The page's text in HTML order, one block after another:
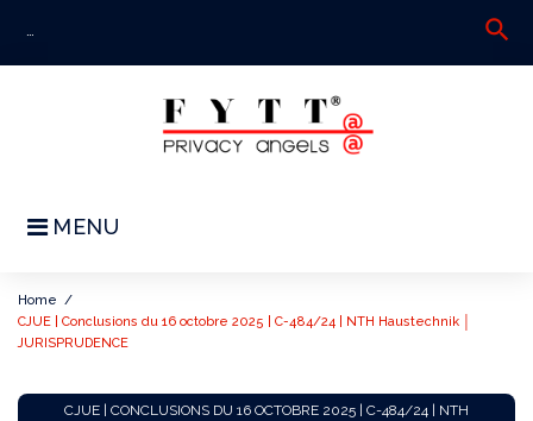
content
search
MENU
Home /
CJUE | Conclusions du 16 octobre 2025 | C-484/24 | NTH Haustechnik │
JURISPRUDENCE
CJUE
CJUE | CONCLUSIONS DU 16 OCTOBRE 2025 | C-484/24 | NTH